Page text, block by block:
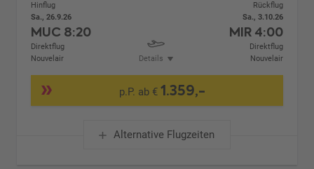
Hinflug
Sa., 26.9.26
MUC 8:20
Direktflug
Nouvelair
Details
Rückflug
Sa., 3.10.26
MIR 4:00
Direktflug
Nouvelair
p.P. ab € 1.359,-
Alternative Flugzeiten